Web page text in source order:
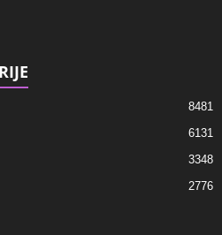
8481
6131
3348
2776